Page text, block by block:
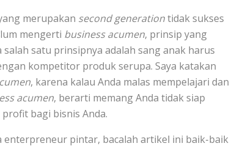
merupakan second generationtidak sukses
mengerti business acumen, prinsip yang
satu prinsipnya adalah sang anak harus
kompetitor produk serupa. Saya katakan
, karena kalau Anda malas mempelajari dan
acumen, berarti memang Anda tidak siap
bagi bisnis Anda.
enterpreneur pintar, bacalah artikel ini baik-baik